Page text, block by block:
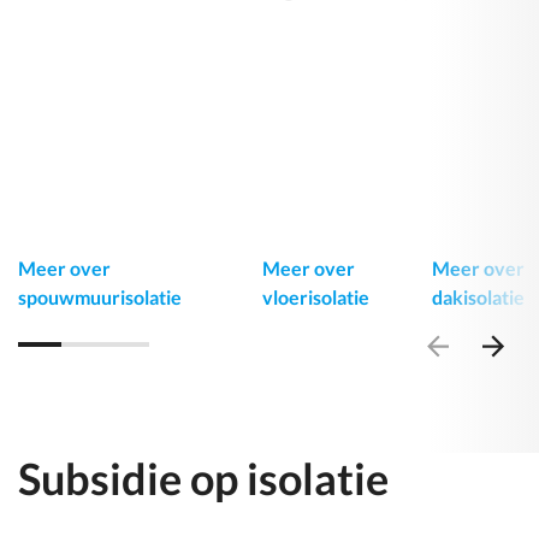
Meer over
spouwmuurisolatie
Meer over
vloerisolatie
Meer over
dakisolatie
Subsidie op isolatie